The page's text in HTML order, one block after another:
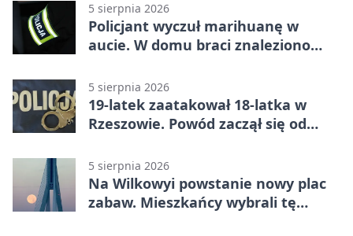
5 sierpnia 2026
Policjant wyczuł marihuanę w
aucie. W domu braci znaleziono
5 sierpnia 2026
19-latek zaatakował 18-latka w
Rzeszowie. Powód zaczął się od
5 sierpnia 2026
Na Wilkowyi powstanie nowy plac
zabaw. Mieszkańcy wybrali tę